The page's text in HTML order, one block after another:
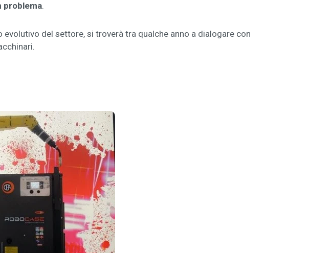
problema.
del settore, si troverà tra qualche anno a dialogare con